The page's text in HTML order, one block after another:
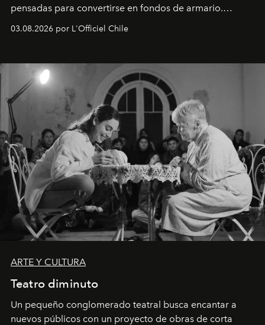
pensadas para convertirse en fondos de armario.
Disponible en Chile desde el 6 de agosto.
03.08.2026 por L'Officiel Chile
ARTE Y CULTURA
Teatro diminuto
Un pequeño conglomerado teatral busca encantar a
nuevos públicos con un proyecto de obras de corta